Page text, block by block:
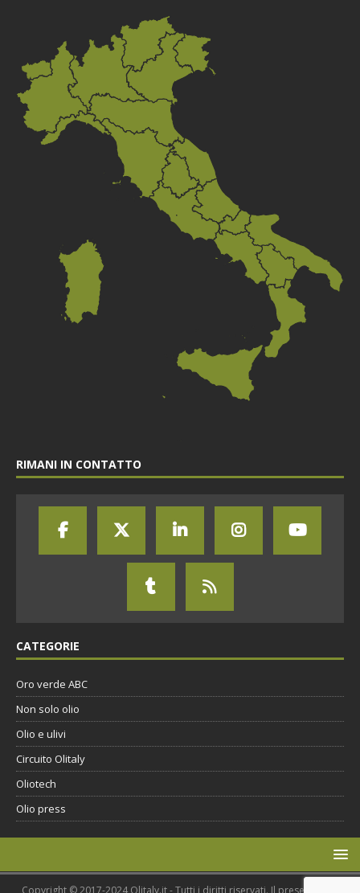
RIMANI IN CONTATTO
CATEGORIE
Oro verde ABC
Non solo olio
Olio e ulivi
Circuito Olitaly
Oliotech
Olio press
Copyright © 2017-2024 Olitaly.it - Tutti i diritti riservati. Il presente sito